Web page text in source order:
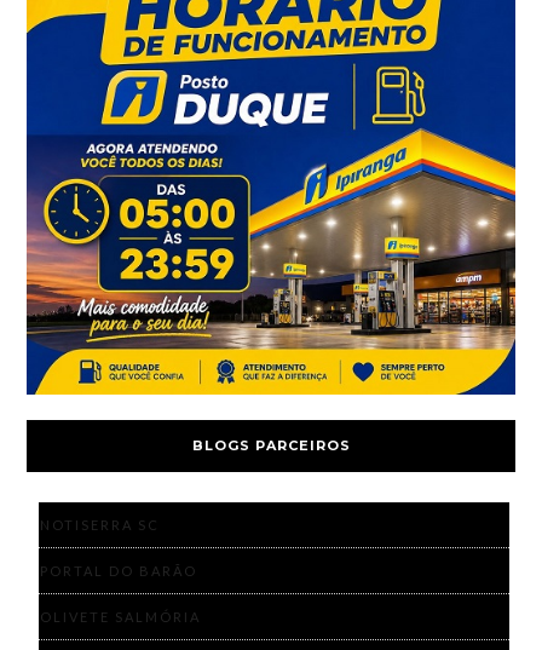
BLOGS PARCEIROS
NOTISERRA SC
PORTAL DO BARÃO
OLIVETE SALMÓRIA